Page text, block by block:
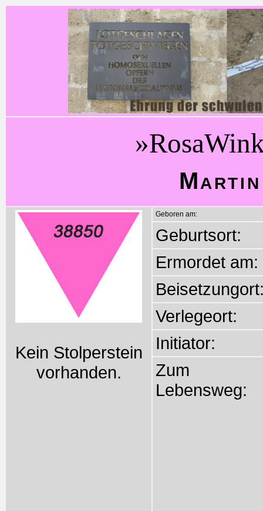
Kein Stolperstein
vorhanden.
Geboren am:
Geburtsort:
Ermordet am:
Verlegeort:
Initiator:
Zum
Lebensweg: